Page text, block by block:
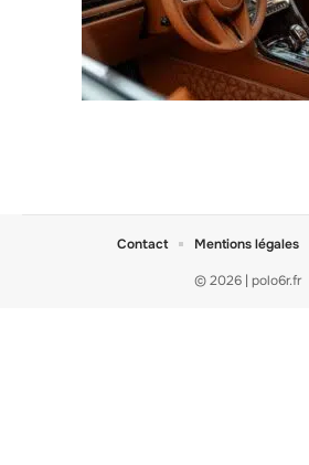
© 2026 | polo6r.fr
Contact Mentions légales